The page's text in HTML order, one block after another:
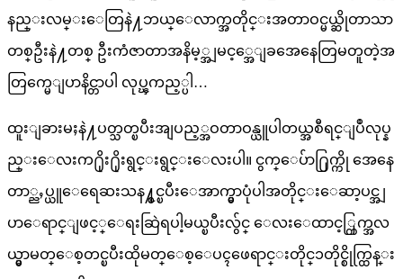
နည္းလမ္းေတြနဲ႔ဘယ္ေလာက္အတိုင္းအတာဝင္မယ္ဆိုတာသာ
တစ္ဦးနဲ႔တစ္ ဦးကံဇာတာအနိမ့္အျမင့္အေျခအေနေတြမတူတဲ့အ
တြက္မေျပာနိင္တာပါ လုပ္ၾကည့္ပါ…
ထူးျခားမႈနဲ႔ပတ္သတ္ၿပီးအျပည့္အဝတာဝန္ယူပါတယ္အစီရင္ျပဳလုပ္န
ည္းေလးက႐ိုး႐ိုးရွင္းရွင္းေလးပါ။ ငွက္ေပ်ာ႐ြက္ကို အေနေ
တာ္ညႇပ္ယူေရေဆးသန႔္စင္ၿပီးေအာက္မွာပုံပါအတိုင္းေဆာ့ပင္အျ
ပာေရာင္ျဖင့္ေရးဆြဲရပါ့မယ္ၿပီးလွ်င္ ေလးေထာင့္ကြက္အလ
ယ္မွာမတ္ေစ့တင္ၿပီးထိုမတ္ေစ့ေပၚဖေရာင္းတိုင္၁တိုင္စိုက္ထြန္း